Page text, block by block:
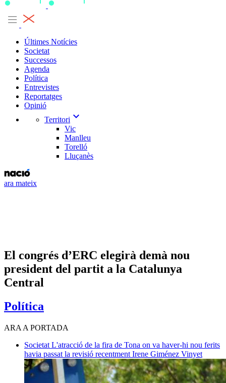
Últimes Notícies
Societat
Successos
Agenda
Política
Entrevistes
Reportatges
Opinió
Territori expand_more
Vic
Manlleu
Torelló
Lluçanès
ara mateix
El congrés d’ERC elegirà demà nou
president del partit a la Catalunya
Central
Política
ARA A PORTADA
Societat L'atracció de la fira de Tona on va haver-hi nou ferits
havia passat la revisió recentment Irene Giménez Vinyet